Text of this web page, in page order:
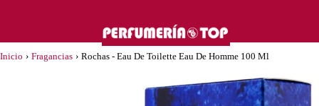
Inicio › Fragancias › Rochas - Eau De Toilette Eau De Homme 100 Ml